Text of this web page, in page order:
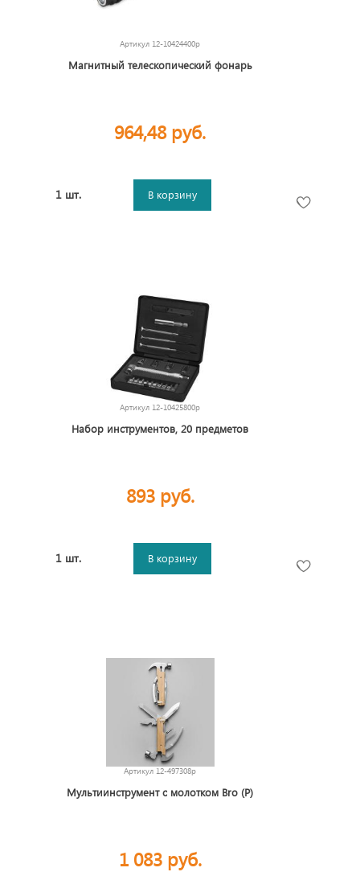
Артикул 12-10424400p
Магнитный телескопический фонарь
964,48 руб.
1 шт. В корзину
Артикул 12-10425800p
Набор инструментов, 20 предметов
893 руб.
1 шт. В корзину
Артикул 12-497308p
Мультиинструмент с молотком Bro (P)
1 083 руб.